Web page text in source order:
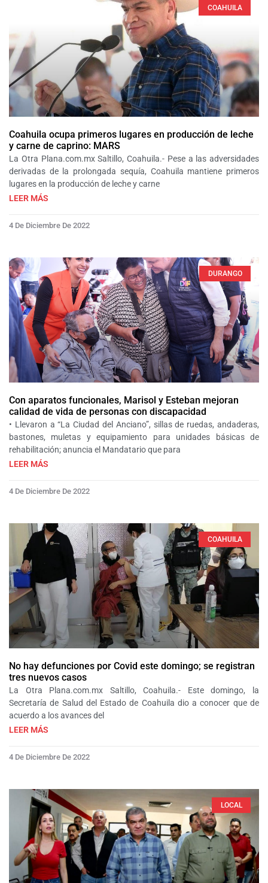
COAHUILA
Coahuila ocupa primeros lugares en producción de leche
y carne de caprino: MARS
La Otra Plana.com.mx Saltillo, Coahuila.- Pese a las adversidades
derivadas de la prolongada sequía, Coahuila mantiene primeros
lugares en la producción de leche y carne
LEER MÁS
4 De Diciembre De 2022
DURANGO
Con aparatos funcionales, Marisol y Esteban mejoran
calidad de vida de personas con discapacidad
• Llevaron a “La Ciudad del Anciano”, sillas de ruedas, andaderas,
bastones, muletas y equipamiento para unidades básicas de
rehabilitación; anuncia el Mandatario que para
LEER MÁS
4 De Diciembre De 2022
COAHUILA
No hay defunciones por Covid este domingo; se registran
tres nuevos casos
La Otra Plana.com.mx Saltillo, Coahuila.- Este domingo, la
Secretaría de Salud del Estado de Coahuila dio a conocer que de
acuerdo a los avances del
LEER MÁS
4 De Diciembre De 2022
LOCAL